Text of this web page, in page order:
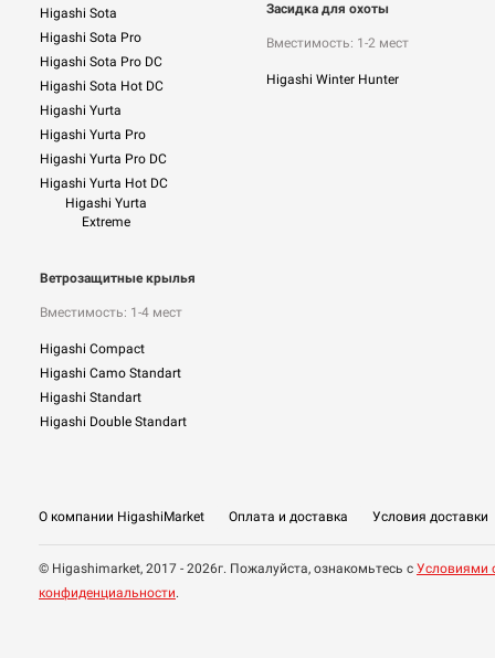
Higashi Sota
Higashi Sota Pro
Higashi Sota Pro DC
Higashi Sota Hot DC
Higashi Yurta
Higashi Yurta Pro
Higashi Yurta Pro DC
Higashi Yurta Hot DC
Higashi Yurta
Extreme
Ветрозащитные крылья
Вместимость: 1-4 мест
Higashi Compact
Higashi Camo Standart
Higashi Standart
Higashi Double Standart
Засидка для охоты
Вместимость: 1-2 мест
Higashi Winter Hunter
О компании HigashiMarket Оплата и доставка Условия доставки
© Higashimarket, 2017 - 2026г. Пожалуйста, ознакомьтесь с Условиями
конфиденциальности.